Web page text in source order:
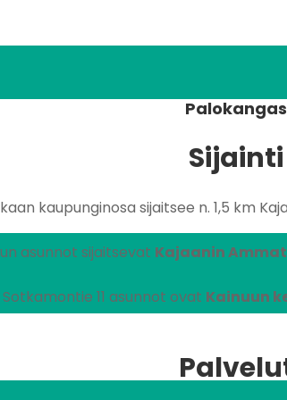
Palokangas
Sijainti
kaupunginosa sijaitsee n. 1,5 km
asunnot sijaitsevat Kajaanin
Sotkamontie 11 asunnot ovat Kainuun